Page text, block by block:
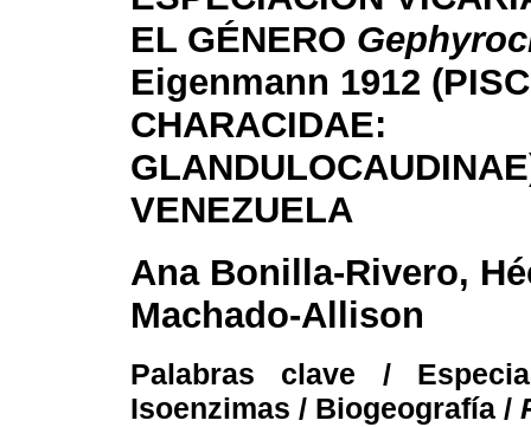
EL GÉNERO
Eigenmann 1912
CHARACIDAE:
VENEZUELA
Ana Bonilla-Rivero,
Machado-Allison
Palabras clave /
Isoenzimas / Biogeografía /